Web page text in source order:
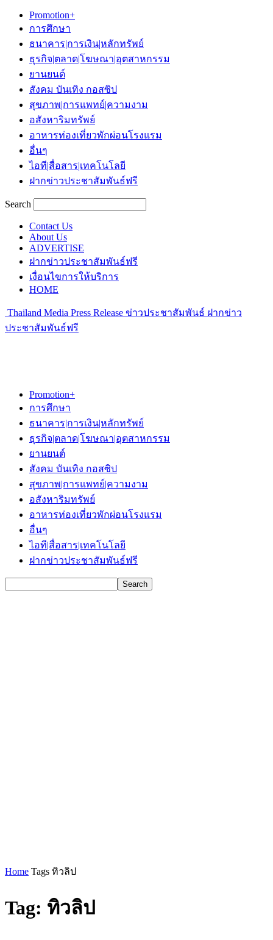
Promotion+
การศึกษา
ธนาคาร|การเงิน|หลักทรัพย์
ธุรกิจ|ตลาด|โฆษณา|อุตสาหกรรม
ยานยนต์
สังคม บันเทิง กอสซิป
สุขภาพ|การแพทย์|ความงาม
อสังหาริมทรัพย์
อาหารท่องเที่ยวพักผ่อนโรงแรม
อื่นๆ
ไอที|สื่อสาร|เทคโนโลยี
ฝากข่าวประชาสัมพันธ์ฟรี
Search
Contact Us
About Us
ADVERTISE
ฝากข่าวประชาสัมพันธ์ฟรี
เงื่อนไขการให้บริการ
HOME
Thailand Media Press Release ข่าวประชาสัมพันธ์ ฝากข่าว
ประชาสัมพันธ์ฟรี
Promotion+
การศึกษา
ธนาคาร|การเงิน|หลักทรัพย์
ธุรกิจ|ตลาด|โฆษณา|อุตสาหกรรม
ยานยนต์
สังคม บันเทิง กอสซิป
สุขภาพ|การแพทย์|ความงาม
อสังหาริมทรัพย์
อาหารท่องเที่ยวพักผ่อนโรงแรม
อื่นๆ
ไอที|สื่อสาร|เทคโนโลยี
ฝากข่าวประชาสัมพันธ์ฟรี
Home Tags ทิวลิป
Tag: ทิวลิป